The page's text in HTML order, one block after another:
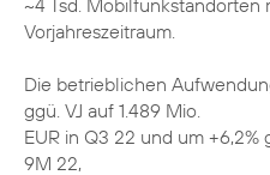
~4 Tsd. Mobilfunkstandorten
Vorjahreszeitraum.
Die betrieblichen
ggü. VJ auf 1.489 Mio.
EUR in Q3 22 und um +6,2%
9M 22,